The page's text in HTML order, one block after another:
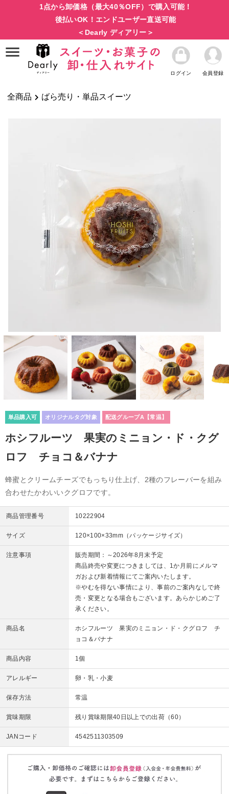
1点から卸価格（最大40％OFF）で購入可能！
後払いOK！エンドユーザー直送可能
＜Dearly ディアリー＞
ログイン 会員登録
全商品 ばら売り・単品スイーツ
単品購入可 オリジナルタグ対象 配送グループA【常温】
ホシフルーツ 果実のミニョン・ド・クグ
ロフ チョコ＆バナナ
蜂蜜とクリームチーズでもっちり仕上げ、2種のフレーバーを組み
合わせたかわいいクグロフです。
商品管理番号 10222904
サイズ 120×100×33mm（パッケージサイズ）
注意事項
販売期間：～2026年8月末予定
商品終売や変更につきましては、1か月前にメルマ
ガおよび新着情報にてご案内いたします。
※やむを得ない事情により、事前のご案内なしで終
売・変更となる場合もございます。あらかじめご了
承ください。
商品名
ホシフルーツ 果実のミニョン・ド・クグロフ チ
ョコ＆バナナ
商品内容 1個
アレルギー 卵・乳・小麦
保存方法 常温
賞味期限 残り賞味期限40日以上での出荷（60）
JANコード 4542511303509